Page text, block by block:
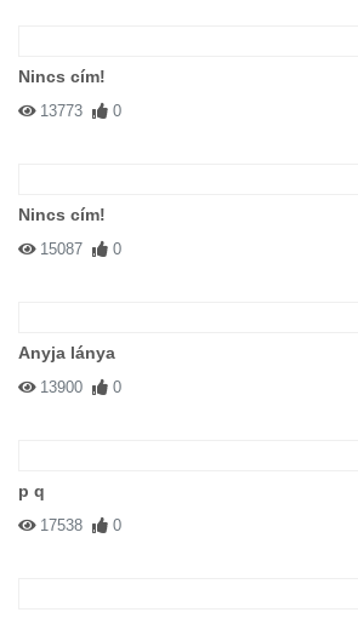
Nincs cím!
13773 0
Nincs cím!
15087 0
Anyja lánya
13900 0
p q
17538 0